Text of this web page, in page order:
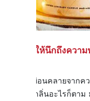
กจะชวนให้นึกถึงความ
ทำให้เราผ่อนคลายจาก
ลาที่เราได้กลิ่นอะไรก็ต